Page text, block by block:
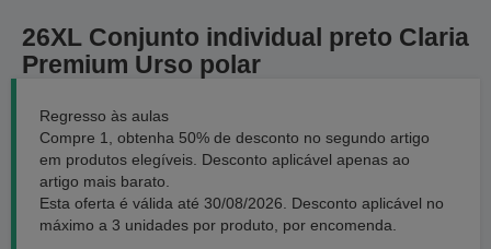
26XL Conjunto individual preto Claria
Premium Urso polar
Regresso às aulas
Compre 1, obtenha 50% de desconto no segundo artigo
em produtos elegíveis. Desconto aplicável apenas ao
artigo mais barato.
Esta oferta é válida até 30/08/2026. Desconto aplicável no
máximo a 3 unidades por produto, por encomenda.